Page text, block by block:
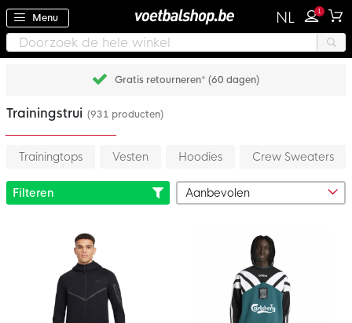
Menu NL 1
Achteraf betalen met Klarna
Trainingstrui (931 producten)
Trainingtops Vesten Hoodies Crew Sweaters
Filteren